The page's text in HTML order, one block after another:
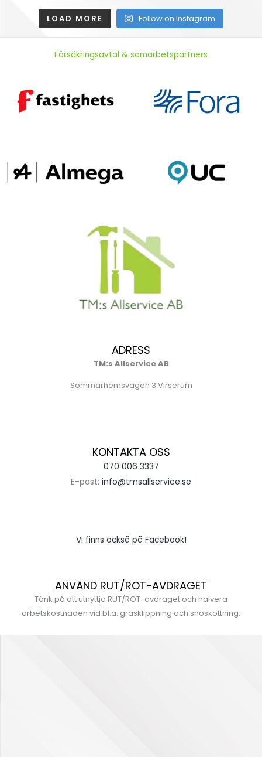
LOAD MORE Follow on Instagram
Försäkringsavtal & samarbetspartners
ADRESS
TM:s Allservice AB
Sommarhemsvägen 3 Virserum
KONTAKTA OSS
070 006 3337
E-post: info@tmsallservice.se
Vi finns också på Facebook!
ANVÄND RUT/ROT-AVDRAGET
Tänk på att utnyttja RUT/ROT-avdraget och halvera
arbetskostnaden vid bl.a. gräsklippning och snöskottning.